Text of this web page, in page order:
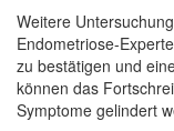
Weitere
Endometriose-
zu bestätigen und
können das
Symptome gelindert